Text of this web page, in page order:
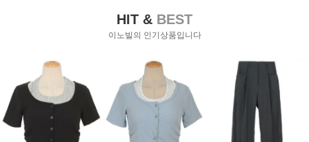
HIT & BEST
이노빌의 인기상품입니다